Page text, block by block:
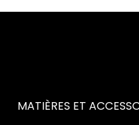
MATIÈRES ET